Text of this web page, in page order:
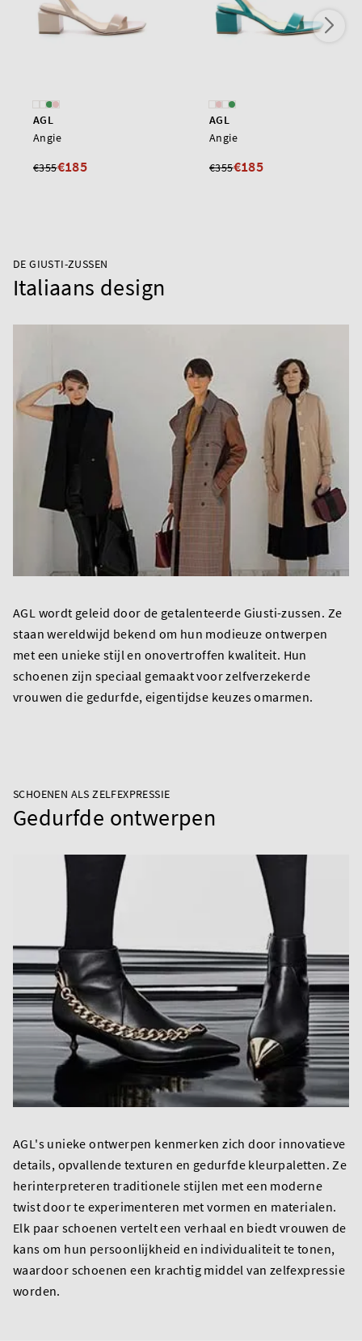
AGL
Angie
€355€185
AGL
Angie
€355€185
DE GIUSTI-ZUSSEN
Italiaans design
AGL wordt geleid door de getalenteerde Giusti-zussen. Ze
staan wereldwijd bekend om hun modieuze ontwerpen
met een unieke stijl en onovertroffen kwaliteit. Hun
schoenen zijn speciaal gemaakt voor zelfverzekerde
vrouwen die gedurfde, eigentijdse keuzes omarmen.
SCHOENEN ALS ZELFEXPRESSIE
Gedurfde ontwerpen
AGL's unieke ontwerpen kenmerken zich door innovatieve
details, opvallende texturen en gedurfde kleurpaletten. Ze
herinterpreteren traditionele stijlen met een moderne
twist door te experimenteren met vormen en materialen.
Elk paar schoenen vertelt een verhaal en biedt vrouwen de
kans om hun persoonlijkheid en individualiteit te tonen,
waardoor schoenen een krachtig middel van zelfexpressie
worden.